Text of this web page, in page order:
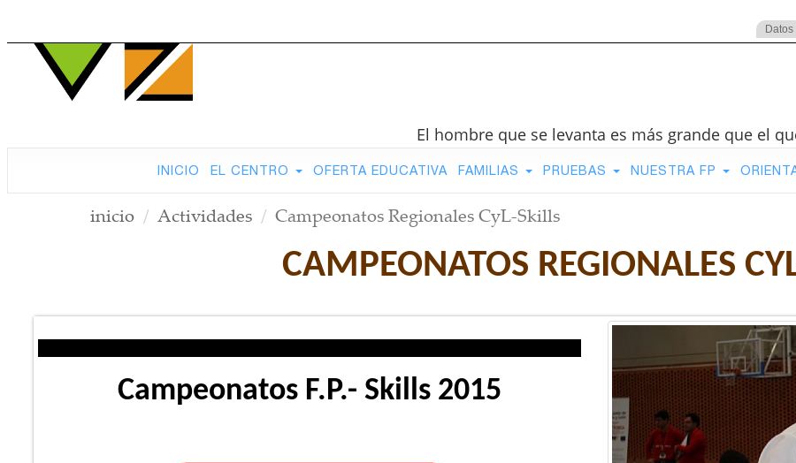
El hombre que se levanta es más grande que el
INICIO EL CENTRO OFERTA EDUCATIVA FAMILIAS PRUEBAS NUESTRA FP
inicio Actividades Campeonatos Regionales CyL-Skills
CAMPEONATOS REGIONALES
Campeonatos F.P.- Skills 2015